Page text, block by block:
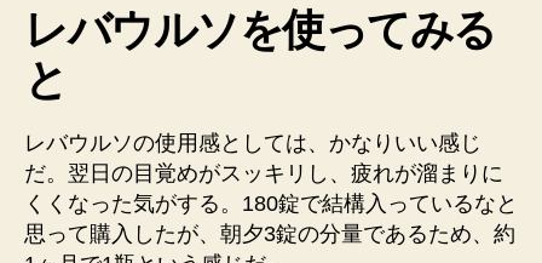
レバウルソを使ってみる
と
レバウルソの使用感としては、かなりいい感じ
だ。翌日の目覚めがスッキリし、疲れが溜まりに
くくなった気がする。180錠で結構入っているなと
思って購入したが、朝夕3錠の分量であるため、約